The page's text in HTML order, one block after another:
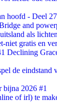
hoofd - Deel 27
and
als
niet gratis en
Declining
de eindstand
2026 #1
of irl) te